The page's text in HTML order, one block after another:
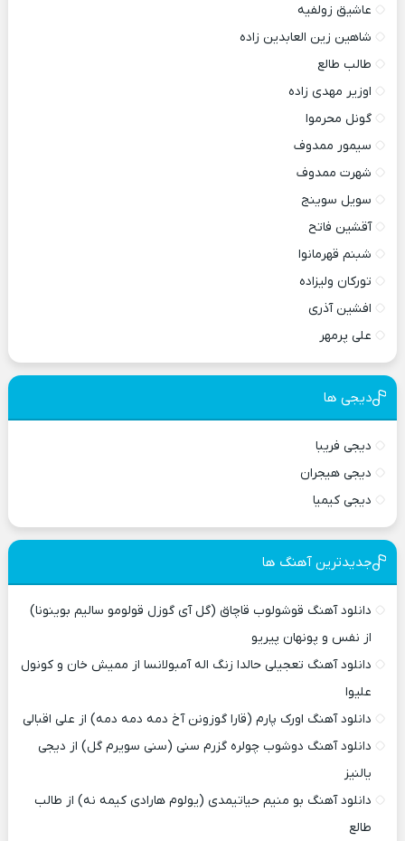
عاشیق زولفیه
شاهین زین العابدین زاده
طالب طالع
اوزیر مهدی زاده
گونل محرموا
سیمور ممدوف
شهرت ممدوف
سویل سوینج
آقشین فاتح
شبنم قهرمانوا
تورکان ولیزاده
افشین آذری
علی پرمهر
دیجی ها
دیجی فریبا
دیجی هیجران
دیجی کیمیا
جدیدترین آهنگ ها
دانلود آهنگ قوشولوب قاچاق (گل آی گوزل قولومو سالیم بوینونا)
از نفس و پونهان پیریو
دانلود آهنگ تعجیلی حالدا زنگ اله آمبولانسا از ممیش خان و کونول
علیوا
دانلود آهنگ اورک پارم (قارا گوزونن آخ دمه دمه دمه) از علی اقبالی
دانلود آهنگ دوشوب چولره گزرم سنی (سنی سویرم گل) از دیجی
یالنیز
دانلود آهنگ بو منیم حیاتیمدی (یولوم هارادی کیمه نه) از طالب
طالع